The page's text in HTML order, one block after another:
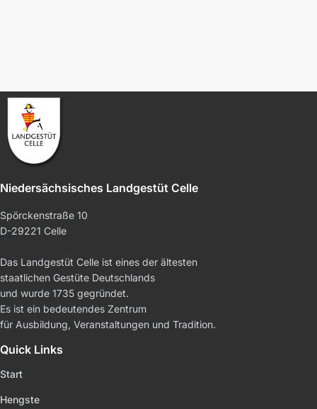
Niedersächsisches Landgestüt Celle
Spörckenstraße 10
D-29221 Celle
Das Landgestüt Celle ist eines der ältesten
staatlichen Gestüte Deutschlands
und wurde 1735 gegründet.
Es ist ein bedeutendes Zentrum
für Ausbildung, Veranstaltungen und Tradition.
Quick Links
Start
Hengste